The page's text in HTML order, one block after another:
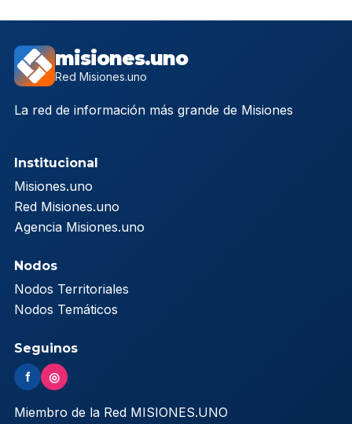
misiones.uno
Red Misiones.uno
La red de información más grande de Misiones
Institucional
Misiones.uno
Red Misiones.uno
Agencia Misiones.uno
Nodos
Nodos Territoriales
Nodos Temáticos
Seguinos
f ◎
Miembro de la Red MISIONES.UNO